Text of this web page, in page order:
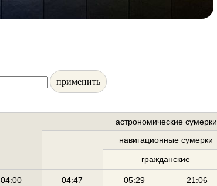
применить
астрономические сумерки
навигационные сумерки
гражданские
04:00 04:47 05:29 21:06